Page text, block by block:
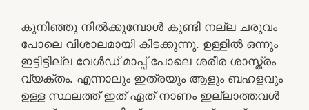
കുനിഞ്ഞു നിൽക്കുമ്പോൾ കുണ്ടി നല്ല ചരുവം
പോലെ വിശാലമായി കിടക്കുന്നു. ഉള്ളിൽ ഒന്നും
ഇട്ടിട്ടില്ല വേൾഡ് മാപ്പ് പോലെ ശരീര ശാസ്ത്രം
വ്യക്തം. എന്നാലും ഇത്രയും ആളും ബഹളവും
ഉള്ള സ്ഥലത്ത് ഇത് ഏത് നാണം ഇല്ലാത്തവൾ